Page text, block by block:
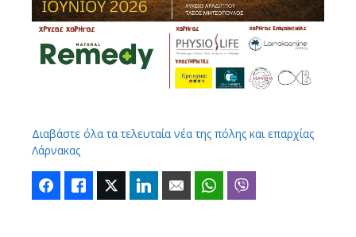
Διαβάστε όλα τα τελευταία νέα της πόλης και επαρχίας
Λάρνακας
FacebookLike Twitter LinkedIn Email WhatsApp